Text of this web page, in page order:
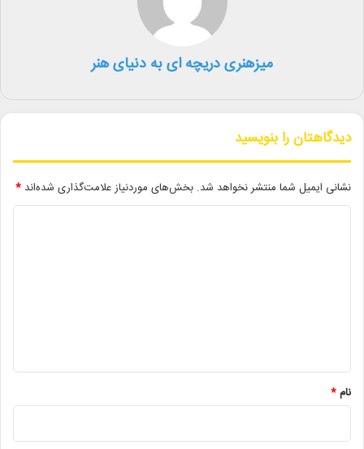
به دلیل عدم تأیید بنیاد سیناترا متوقف شد. دی‌کاپریو در پاسخ گفت:
«هنوز در دست ساخت است، هنوز در دست ساخت است.»
اسکورسیزی پیش‌تر اعلام کرده بود قصد دارد با تمرکز بر ازدواج پرتنش
فرانک سیناترا و آوا گاردنر، دوره‌ای از زندگی این خواننده را روایت کند؛
مقطعی بین سال‌های ۱۹۵۰ تا ۱۹۵۷ که حرفه سیناترا دچار افول شد و
سپس با بازی در فیلم «از اینجا تا ابدیت» به اوج بازگشت.
با وجود ابهام‌ها درباره «سیناترا»، همکاری دی‌کاپریو و اسکورسیزی
ادامه دارد و علاوه بر «چه اتفاقی در شب می‌افتد»، پروژه‌هایی چون
«خانه»، «شیطان در شهر سفید» و «انتقام نیمه‌شب» نیز در فهرست آثار
میزهنری دریچه ای به دنیای هنر
دیدگاهتان را بنویسید
نشانی ایمیل شما منتشر نخواهد شد. بخش‌های موردنیاز علامت‌گذاری شده‌اند *
نام*